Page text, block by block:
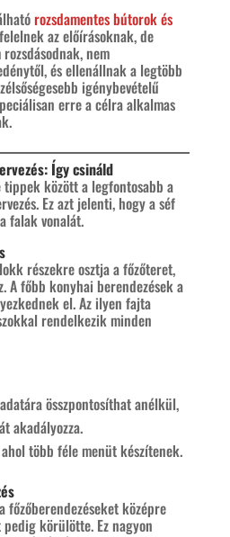
rozsdamentes bútorok és
az előírásoknak, de
nem
és ellenállnak a legtöbb
igénybevételű
erre a célra alkalmas
Így csináld
tippek között a legfontosabb a
Ez azt jelenti, hogy a séf
falak vonalát.
részekre osztja a főzőteret,
A főbb konyhai berendezések a
el. Az ilyen fajta
rendelkezik minden
összpontosíthat anélkül,
akadályozza.
több féle menüt készítenek.
főzőberendezéseket középre
körülötte. Ez nagyon